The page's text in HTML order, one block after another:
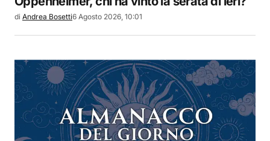
di Andrea Bosetti6 Agosto 2026, 10:01